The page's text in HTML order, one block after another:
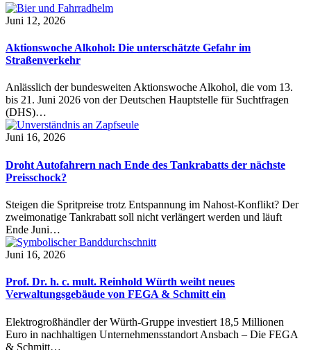
Juni 12, 2026
Aktionswoche Alkohol: Die unterschätzte Gefahr im
Straßenverkehr
Anlässlich der bundesweiten Aktionswoche Alkohol, die vom 13.
bis 21. Juni 2026 von der Deutschen Hauptstelle für Suchtfragen
(DHS)…
Juni 16, 2026
Droht Autofahrern nach Ende des Tankrabatts der nächste
Preisschock?
Steigen die Spritpreise trotz Entspannung im Nahost-Konflikt? Der
zweimonatige Tankrabatt soll nicht verlängert werden und läuft
Ende Juni…
Juni 16, 2026
Prof. Dr. h. c. mult. Reinhold Würth weiht neues
Verwaltungsgebäude von FEGA & Schmitt ein
Elektrogroßhändler der Würth-Gruppe investiert 18,5 Millionen
Euro in nachhaltigen Unternehmensstandort Ansbach – Die FEGA
& Schmitt…